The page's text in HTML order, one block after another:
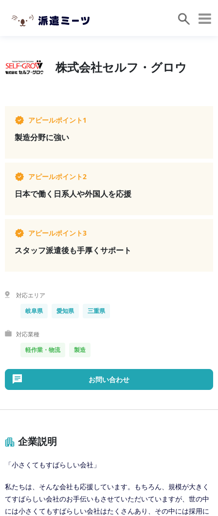
株式会社セルフ・グロウ
アピールポイント1
製造分野に強い
アピールポイント2
日本で働く日系人や外国人を応援
アピールポイント3
スタッフ派遣後も手厚くサポート
対応エリア
岐阜県
愛知県 三重県
対応業種
軽作業・物流
製造
お問い合わせ
企業説明
「小さくてもすばらしい会社」
私たちは、そんな会社も応援しています。もちろん、規模が大きく
てすばらしい会社のお手伝いもさせていただいていますが、世の中
には小さくてもすばらしい会社はたくさんあり、その中には採用に